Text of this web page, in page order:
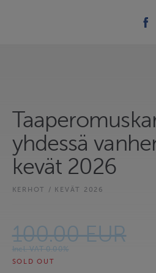
yhdessä
kevät 2026
KERHOT / KEVÄT 2026
100.00 EUR
Incl. VAT 0.00%
SOLD OUT